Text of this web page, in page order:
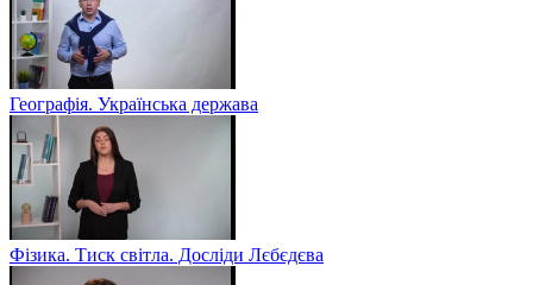
Географія. Українська держава
Фізика. Тиск світла. Досліди Лєбєдєва